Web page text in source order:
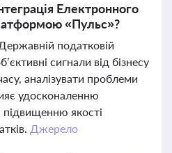
Електронного
«Пульс»?
податковій
сигнали від бізнесу
аналізувати проблеми
удосконаленню
підвищенню якості
Джерело